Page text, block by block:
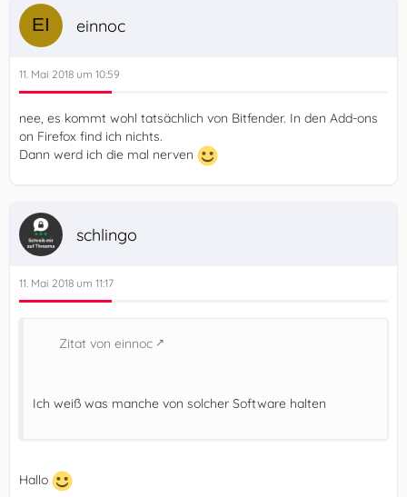
einnoc
11. Mai 2018 um 10:59
nee, es kommt wohl tatsächlich von Bitfender. In den Add-ons
on Firefox find ich nichts.
Dann werd ich die mal nerven
schlingo
11. Mai 2018 um 11:17
Zitat von einnoc
Ich weiß was manche von solcher Software halten
Hallo